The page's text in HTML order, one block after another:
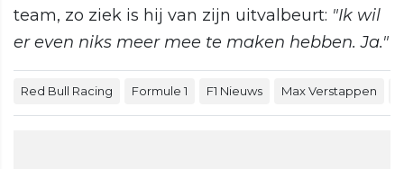
team, zo ziek is hij van zijn uitvalbeurt: "Ik wil
er even niks meer mee te maken hebben. Ja."
Red Bull Racing Formule 1 F1 Nieuws Max Verstappen